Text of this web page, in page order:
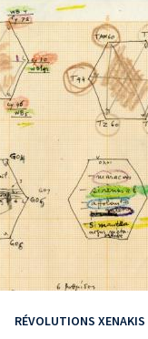
RÉVOLUTIONS XENAKIS